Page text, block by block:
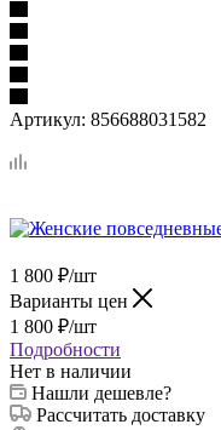
Артикул: 856688031582
1 800 ₽/шт
Варианты цен
1 800 ₽/шт
Подробности
Нет в наличии
Нашли дешевле?
Рассчитать доставку